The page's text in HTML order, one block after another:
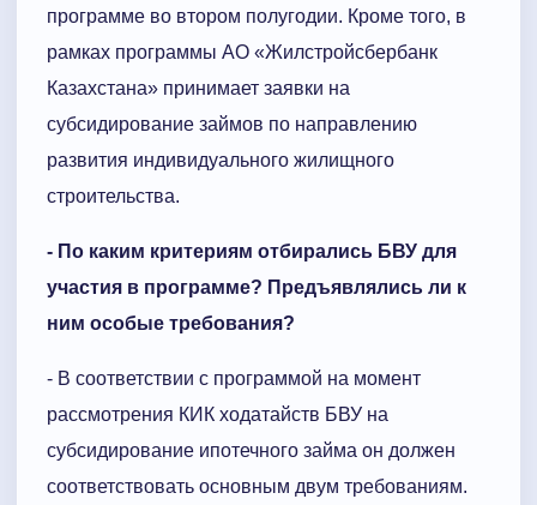
программе во втором полугодии. Кроме того, в
рамках программы АО «Жилстройсбербанк
Казахстана» принимает заявки на
субсидирование займов по направлению
развития индивидуального жилищного
строительства.
- По каким критериям отбирались БВУ для
участия в программе? Предъявлялись ли к
ним особые требования?
- В соответствии с программой на момент
рассмотрения КИК ходатайств БВУ на
субсидирование ипотечного займа он должен
соответствовать основным двум требованиям.